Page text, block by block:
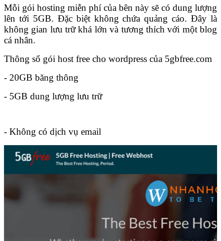
Mỗi gói hosting miễn phí của bên này sẽ có dung lượng
lên tới 5GB. Đặc biệt không chứa quảng cáo. Đây là
không gian lưu trữ khá lớn và tương thích với một blog
cá nhân.
Thông số gói host free cho wordpress của 5gbfree.com
- 20GB băng thông
- 5GB dung lượng lưu trữ
- Không có dịch vụ email